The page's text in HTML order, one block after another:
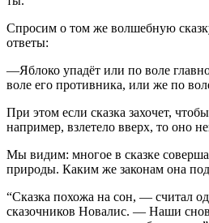
Спросим о том же волшебную
ответы:
—Яблоко упадёт или по воле
воле его противника, или же по
При этом если сказка захочет,
например, взлетело вверх, то оно
Мы видим: многое в сказке
природы. Каким же законам она
“Сказка похожа на сон, — считал
сказочников Новалис. — Наши